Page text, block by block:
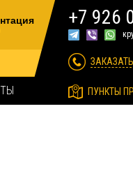
+7 926
ПУНКТЫ